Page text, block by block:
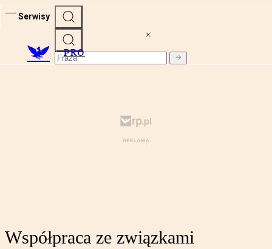
Serwisy
PRO
Współpraca ze związkami